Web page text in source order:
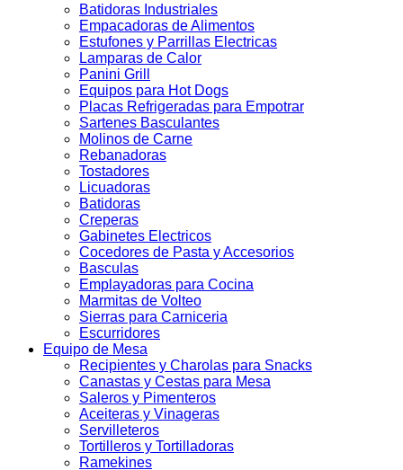
Batidoras Industriales
Empacadoras de Alimentos
Estufones y Parrillas Electricas
Lamparas de Calor
Panini Grill
Equipos para Hot Dogs
Placas Refrigeradas para Empotrar
Sartenes Basculantes
Molinos de Carne
Rebanadoras
Tostadores
Licuadoras
Batidoras
Creperas
Gabinetes Electricos
Cocedores de Pasta y Accesorios
Basculas
Emplayadoras para Cocina
Marmitas de Volteo
Sierras para Carniceria
Escurridores
Equipo de Mesa
Recipientes y Charolas para Snacks
Canastas y Cestas para Mesa
Saleros y Pimenteros
Aceiteras y Vinageras
Servilleteros
Tortilleros y Tortilladoras
Ramekines